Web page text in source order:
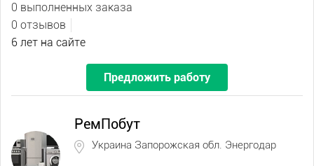
0 выполненных заказа
0 отзывов
6 лет на сайте
Предложить работу
РемПобут
Украина Запорожская обл. Энергодар